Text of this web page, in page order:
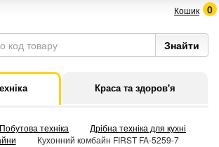
Кошик 0
Краса та здоров'я
Побутова техніка
Дрібна техніка для кухні
Кухонний комбайн FIRST FA-5259-7